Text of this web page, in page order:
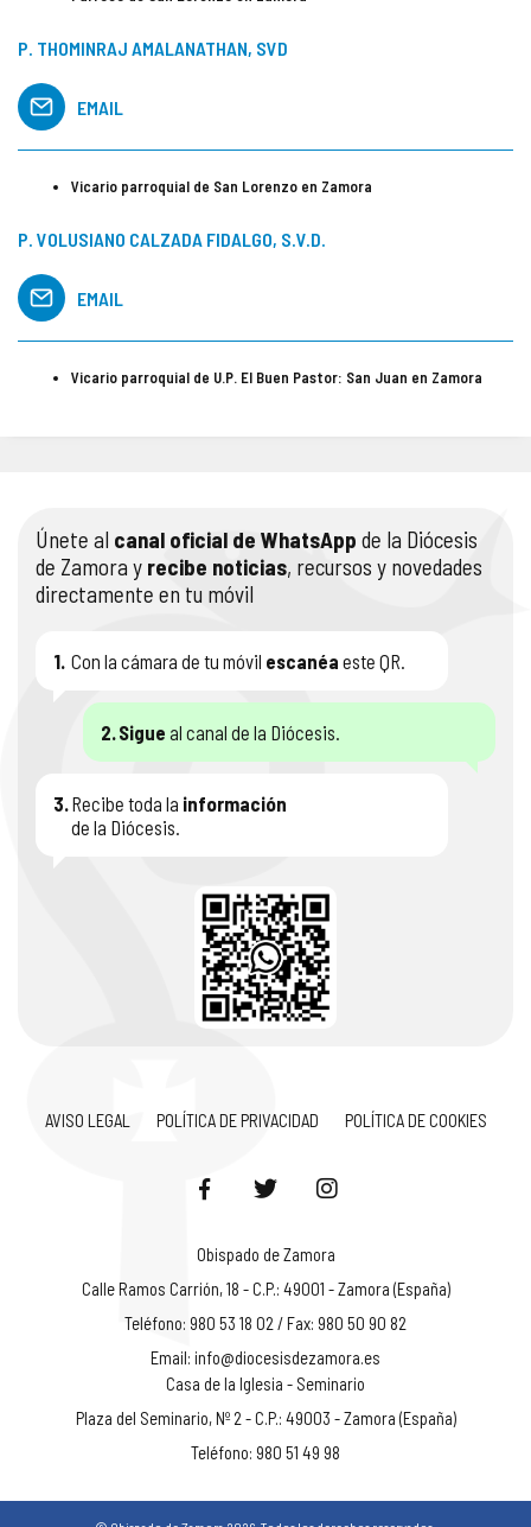
P. THOMINRAJ AMALANATHAN, SVD
EMAIL
Vicario parroquial de San Lorenzo en Zamora
P. VOLUSIANO CALZADA FIDALGO, S.V.D.
EMAIL
Vicario parroquial de U.P. El Buen Pastor: San Juan en Zamora
Únete al canal oficial de WhatsApp de la Diócesis
de Zamora y recibe noticias, recursos y novedades
directamente en tu móvil
1. Con la cámara de tu móvil escanéa este QR.
2.Sigue al canal de la Diócesis.
3.Recibe toda la información
de la Diócesis.
AVISO LEGAL POLÍTICA DE PRIVACIDAD POLÍTICA DE COOKIES
Obispado de Zamora
Calle Ramos Carrión, 18 - C.P.: 49001 - Zamora (España)
Teléfono: 980 53 18 02 / Fax: 980 50 90 82
Email: info@diocesisdezamora.es
Casa de la Iglesia - Seminario
Plaza del Seminario, Nº 2 - C.P.: 49003 - Zamora (España)
Teléfono: 980 51 49 98